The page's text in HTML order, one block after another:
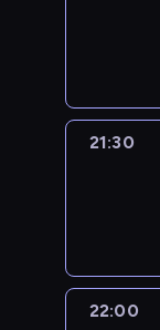
21:30
22:00